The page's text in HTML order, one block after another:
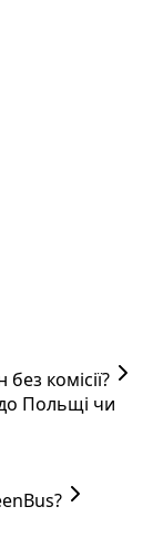
комісії?
до Польщі чи